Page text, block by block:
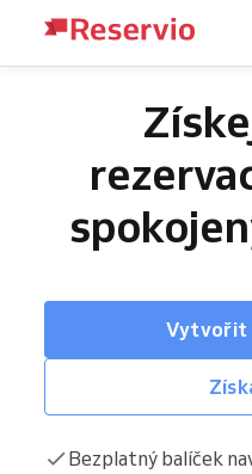
Vytvořit
Bezplatný balíček